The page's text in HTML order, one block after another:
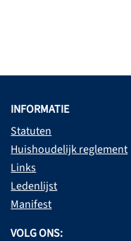
INFORMATIE
Statuten
Huishoudelijk reglement
Links
Ledenlijst
Manifest
VOLG ONS: